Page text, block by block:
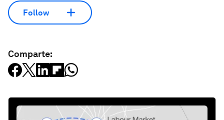
Follow
Comparte: